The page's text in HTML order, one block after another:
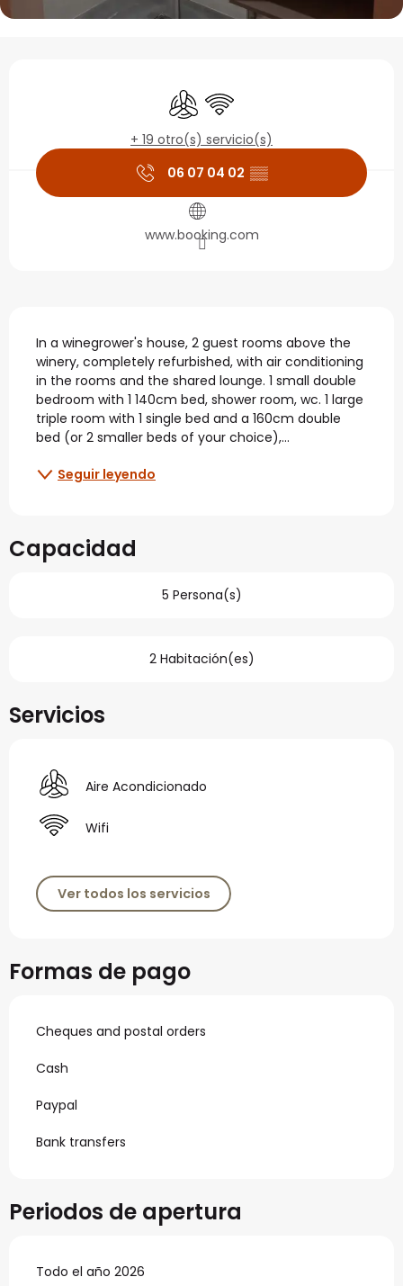
Horarios y datos de
Aire Acondicionado
Wifi
+ 19 otro(s) servicio(s)
06 07 04 02 ▒▒
www.booking.com
Descripción
In a winegrower's house, 2 guest rooms above the
winery, completely refurbished, with air conditioning
in the rooms and the shared lounge. 1 small double
bedroom with 1 140cm bed, shower room, wc. 1 large
triple room with 1 single bed and a 160cm double
bed (or 2 smaller beds of your choice),...
Seguir leyendo
Capacidad
5 Persona(s)
2 Habitación(es)
Servicios
Aire Acondicionado
Wifi
Ver todos los servicios
Formas de pago
Cheques and postal orders
Cash
Paypal
Bank transfers
Periodos de apertura
Todo el año 2026